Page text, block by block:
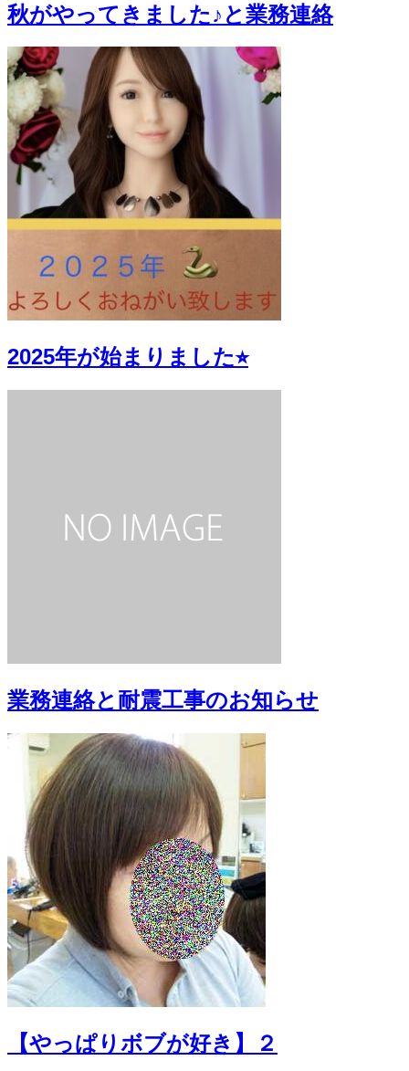
秋がやってきました♪と業務連絡
2025年が始まりました⭐︎
業務連絡と耐震工事のお知らせ
【やっぱりボブが好き】２